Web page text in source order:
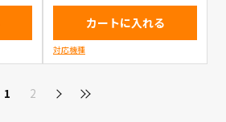
カートに入れる
対応機種
1 2